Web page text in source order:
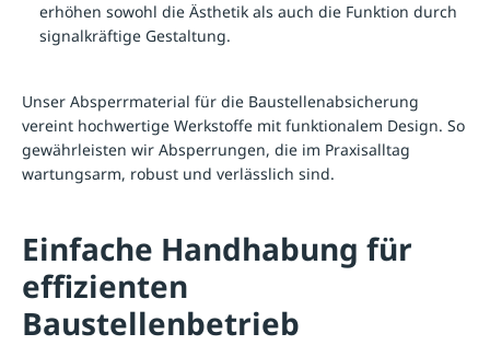
erhöhen sowohl die Ästhetik als auch die Funktion durch
signalkräftige Gestaltung.
Unser Absperrmaterial für die Baustellenabsicherung
vereint hochwertige Werkstoffe mit funktionalem Design. So
gewährleisten wir Absperrungen, die im Praxisalltag
wartungsarm, robust und verlässlich sind.
Einfache Handhabung für
effizienten
Baustellenbetrieb